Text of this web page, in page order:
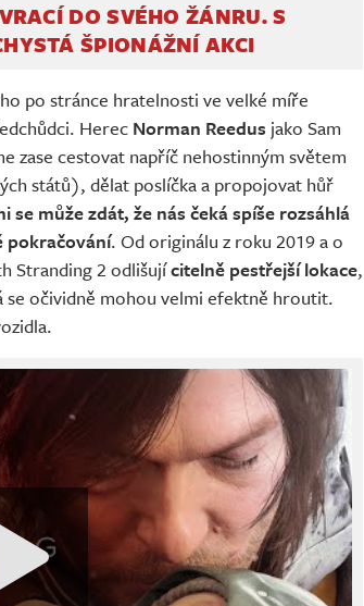
DO SVÉHO ŽÁNRU. S
ŠPIONÁŽNÍ AKCI
po stránce hratelnosti ve velké míře
Herec Norman Reedus jako Sam
zase cestovat napříč nehostinným světem
států), dělat poslíčka a propojovat hůř
se může zdát, že nás čeká spíše rozsáhlá
pokračování. Od originálu z roku 2019 a o
Stranding 2 odlišujícitelně pestřejší lokace,
očividně mohou velmi efektně hroutit.